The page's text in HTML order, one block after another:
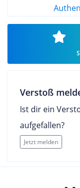
Verstoß
Ist dir ein
aufgefallen?
Jetzt melden